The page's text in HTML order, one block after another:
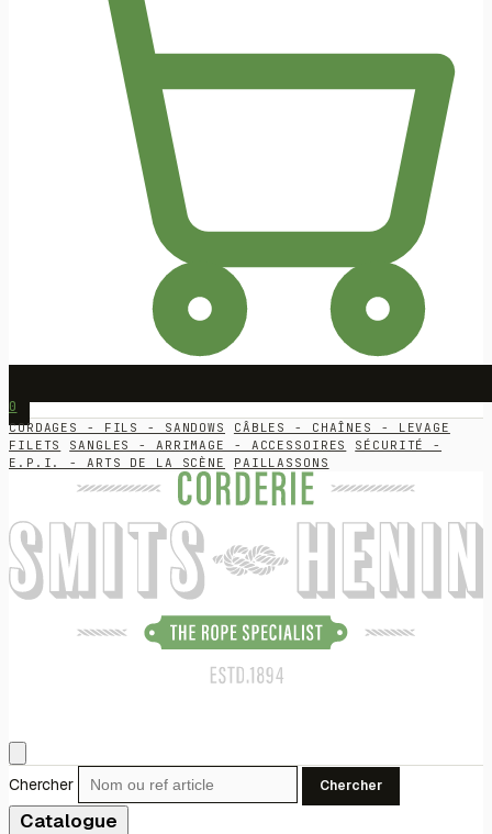
0
CORDAGES - FILS - SANDOWS
CÂBLES - CHAÎNES - LEVAGE
FILETS
SANGLES - ARRIMAGE - ACCESSOIRES
SÉCURITÉ -
E.P.I. - ARTS DE LA SCÈNE
PAILLASSONS
Chercher Chercher
Catalogue